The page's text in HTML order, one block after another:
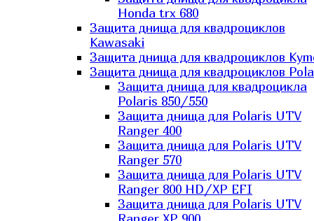
Honda trx 680
Защита днища для квадроциклов
Kawasaki
Защита днища для квадроциклов
Защита днища для квадроциклов
Защита днища для квадроцикла
Polaris 850/550
Защита днища для Polaris UTV
Ranger 400
Защита днища для Polaris UTV
Ranger 570
Защита днища для Polaris UTV
Ranger 800 HD/XP EFI
Защита днища для Polaris UTV